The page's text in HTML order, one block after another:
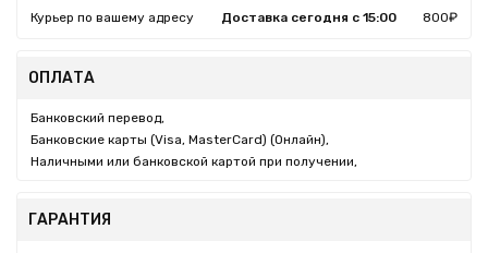
Курьер по вашему адресу
Доставка сегодня с 15:00 800₽
ОПЛАТА
Банковский перевод,
Банковские карты (Visa, MasterCard) (Онлайн),
Наличными или банковской картой при получении,
ГАРАНТИЯ